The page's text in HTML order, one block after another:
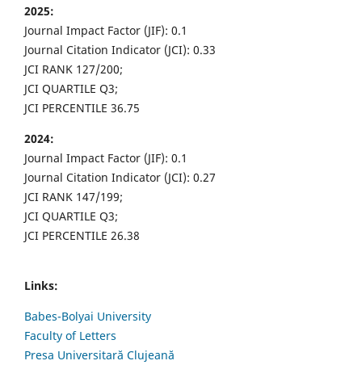
2025:
Journal Impact Factor (JIF): 0.1
Journal Citation Indicator (JCI): 0.33
JCI RANK 127/200;
JCI QUARTILE Q3;
JCI PERCENTILE 36.75
2024:
Journal Impact Factor (JIF): 0.1
Journal Citation Indicator (JCI): 0.27
JCI RANK 147/199;
JCI QUARTILE Q3;
JCI PERCENTILE 26.38
Links:
Babes-Bolyai University
Faculty of Letters
Presa Universitară Clujeană